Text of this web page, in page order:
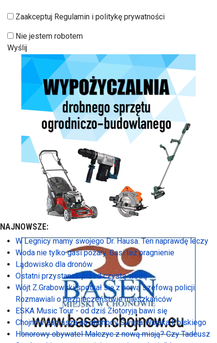
Zaakceptuj Regulamin i politykę prywatności
Nie jestem robotem
Wyślij
NAJNOWSZE:
W Legnicy mamy swojego Dr. Hausa. Ten naprawdę leczy
Woda nie tylko gasi pożary. Gasi też pragnienie
Lądowisko dla dronów
Ostatni przystanek przed czystą wodą
Wójt Z.Grabowski spotkał się z nową szefową policji.
Rozmawiali o bezpieczeństwie mieszkańców
ESKA Music Tour - od dziś Złotoryja bawi się
Chojnów zaprasza na obchody Święta Wojska Polskiego
Honorowy obywatel Malczyc z nową misją? Czy Tadeusz